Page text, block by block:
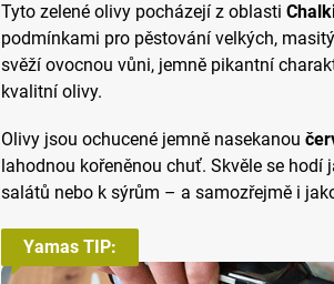
Tyto zelené olivy pocházejí z oblasti
podmínkami pro pěstování velkých,
svěží ovocnou vůni, jemně pikantní
kvalitní olivy.
Olivy jsou ochucené jemně nasekanou
lahodnou kořeněnou chuť. Skvěle se
salátů nebo k sýrům – a samozřejmě i
Yamas TIP: